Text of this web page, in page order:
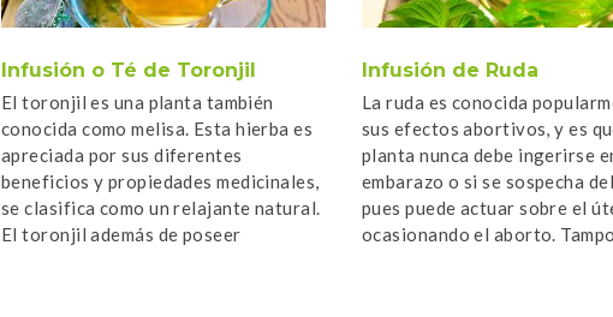
Infusión o Té de Toronjil
El toronjil es una planta también
conocida como melisa. Esta hierba es
apreciada por sus diferentes
beneficios y propiedades medicinales,
se clasifica como un relajante natural.
El toronjil además de poseer
Infusión de Ruda
La ruda es conocida
sus efectos abortivos, y es
planta nunca debe ingerirse
embarazo o si se sospecha
pues puede actuar sobre el
ocasionando el aborto.